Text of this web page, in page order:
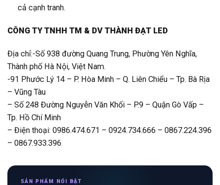
cả cạnh tranh.
CÔNG TY TNHH TM & DV THÀNH ĐẠT LED
Địa chỉ:-Số 938 đường Quang Trung, Phường Yên Nghĩa,
Thành phố Hà Nội, Việt Nam.
-91 Phước Lý 14 – P. Hòa Minh – Q. Liên Chiểu – Tp. Bà Rịa
– Vũng Tàu
– Số 248 Đường Nguyễn Văn Khối – P.9 – Quận Gò Vấp –
Tp. Hồ Chí Minh
– Điện thoại: 0986.474.671 – 0924.734.666 – 0867.224.396
– 0867.933.396
SẢN PHẨM NỔI BẬT